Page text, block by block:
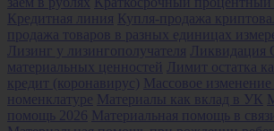
Кредитная линия Купля-продажа
продажа товаров в разных единицах
Лизинг у лизингополучателя
материальных ценностей
Лимит остатка
кредит (коронавирус) Массовое
номенклатуре Материалы как вклад в УК
помощь 2026 Материальная помощь в